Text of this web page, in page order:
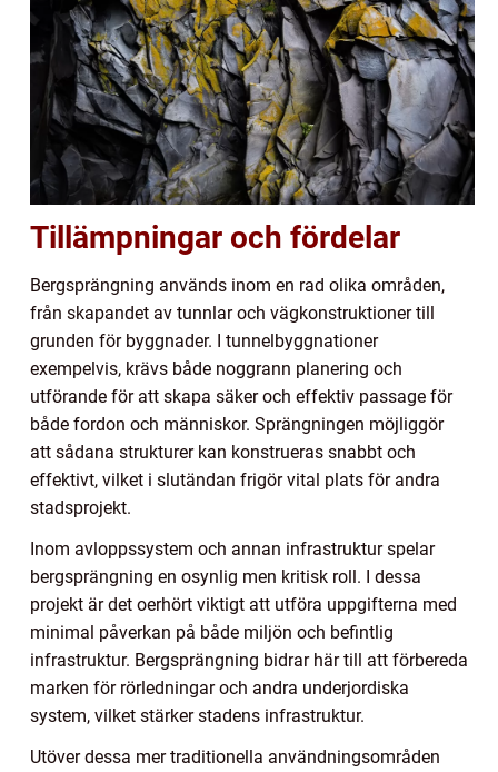
Tillämpningar och fördelar
Bergsprängning används inom en rad olika områden,
från skapandet av tunnlar och vägkonstruktioner till
grunden för byggnader. I tunnelbyggnationer
exempelvis, krävs både noggrann planering och
utförande för att skapa säker och effektiv passage för
både fordon och människor. Sprängningen möjliggör
att sådana strukturer kan konstrueras snabbt och
effektivt, vilket i slutändan frigör vital plats för andra
stadsprojekt.
Inom avloppssystem och annan infrastruktur spelar
bergsprängning en osynlig men kritisk roll. I dessa
projekt är det oerhört viktigt att utföra uppgifterna med
minimal påverkan på både miljön och befintlig
infrastruktur. Bergsprängning bidrar här till att förbereda
marken för rörledningar och andra underjordiska
system, vilket stärker stadens infrastruktur.
Utöver dessa mer traditionella användningsområden